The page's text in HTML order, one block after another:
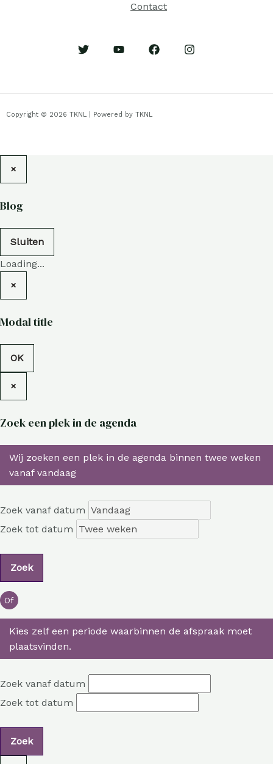
Contact
Copyright © 2026 TKNL | Powered by TKNL
×
Blog
Sluiten
Loading...
×
Modal title
OK
×
Zoek een plek in de agenda
Wij zoeken een plek in de agenda binnen twee weken
vanaf vandaag
Zoek vanaf datum
Zoek tot datum
Of
Kies zelf een periode waarbinnen de afspraak moet
plaatsvinden.
Zoek vanaf datum
Zoek tot datum